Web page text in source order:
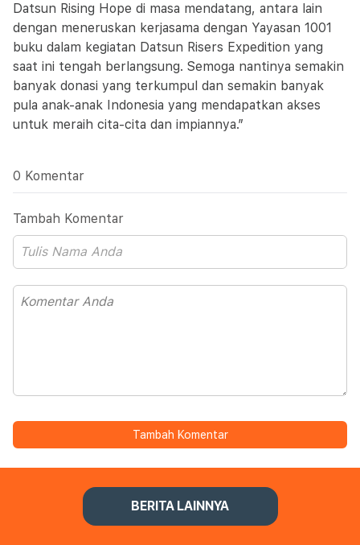
Datsun Rising Hope di masa mendatang, antara lain
dengan meneruskan kerjasama dengan Yayasan 1001
buku dalam kegiatan Datsun Risers Expedition yang
saat ini tengah berlangsung. Semoga nantinya semakin
banyak donasi yang terkumpul dan semakin banyak
pula anak-anak Indonesia yang mendapatkan akses
untuk meraih cita-cita dan impiannya.”
0 Komentar
Tambah Komentar
Tambah Komentar
BERITA LAINNYA